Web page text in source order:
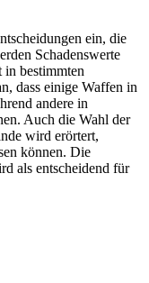
ein, die
Schadenswerte
bestimmten
dass einige Waffen in
andere in
Auch die Wahl der
wird erörtert,
können. Die
als entscheidend für